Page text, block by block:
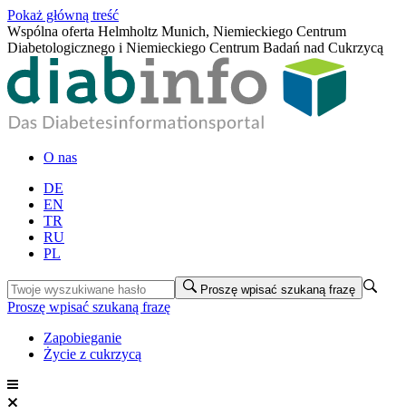
Pokaż główną treść
Wspólna oferta Helmholtz Munich, Niemieckiego Centrum
Diabetologicznego i Niemieckiego Centrum Badań nad Cukrzycą
O nas
DE
EN
TR
RU
PL
Proszę wpisać szukaną frazę
Proszę wpisać szukaną frazę
Zapobieganie
Życie z cukrzycą